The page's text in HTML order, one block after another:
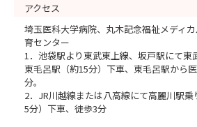
アクセス
埼玉医科大学病院、丸木記念福祉メディ
育センター
1．池袋駅より東武東上線、坂戸駅にて東
東毛呂駅（約15分）下車、東毛呂駅から
分。
2．JR川越線または八高線にて高麗川駅
5分）下車、徒歩3分